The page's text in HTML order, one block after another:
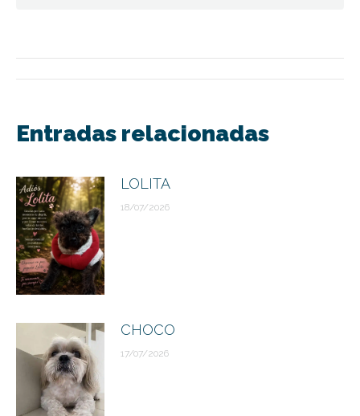
Navegación
entre
Entradas relacionadas
LOLITA
18/07/2026
CHOCO
17/07/2026